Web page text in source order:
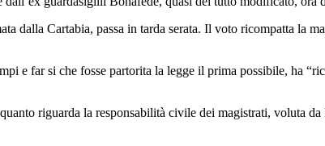
dalla Cartabia, passa in tarda serata. Il voto ricompatta la
e far si che fosse partorita la legge il prima possibile, ha
riguarda la responsabilità civile dei magistrati, voluta